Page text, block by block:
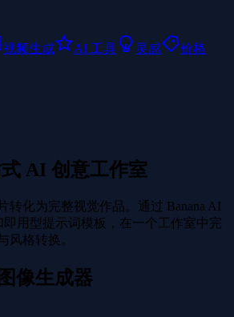
视频生成 AI 工具 灵感 价格
AI 创意工作室
转化为完整视觉作品。通过 Banana AI
用型提示词模板，在一个工作室中完
风格转换。
像生成器